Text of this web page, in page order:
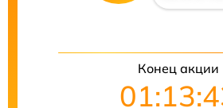
Конец акции